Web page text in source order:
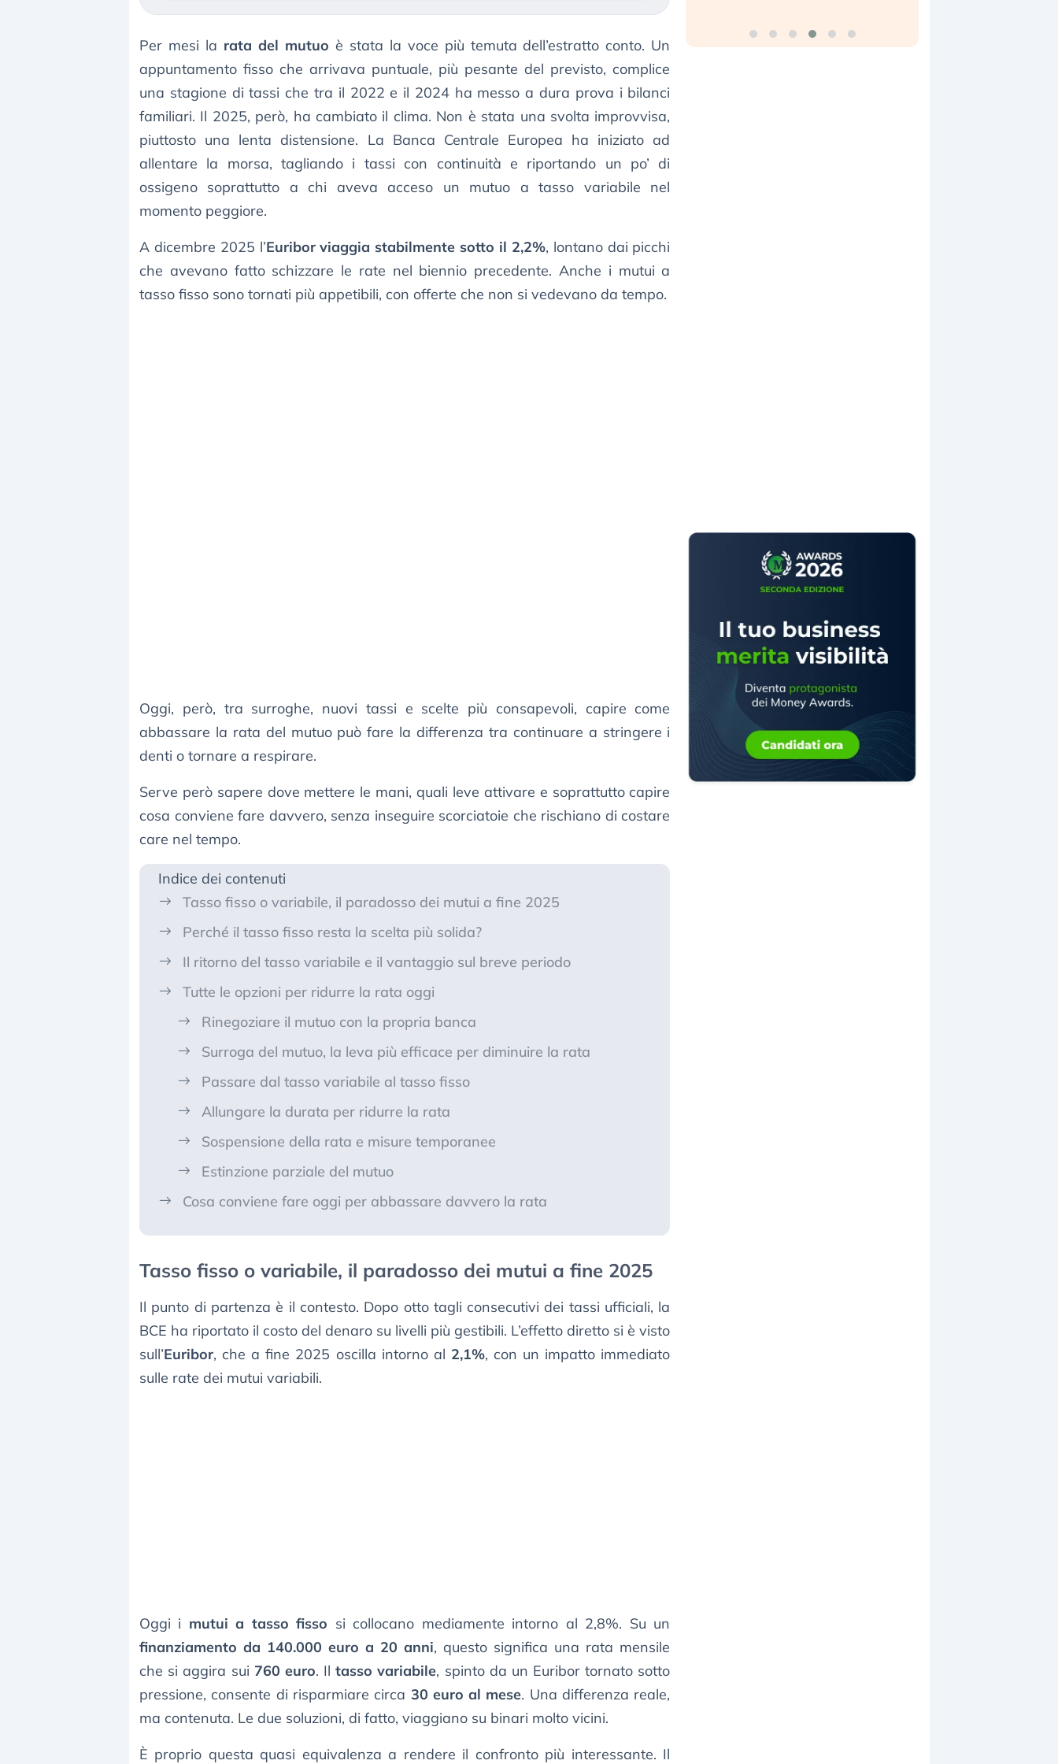
Per mesi la rata del mutuo è stata la voce più temuta dell’estratto conto. Un
appuntamento fisso che arrivava puntuale, più pesante del previsto, complice
una stagione di tassi che tra il 2022 e il 2024 ha messo a dura prova i bilanci
familiari. Il 2025, però, ha cambiato il clima. Non è stata una svolta improvvisa,
piuttosto una lenta distensione. La Banca Centrale Europea ha iniziato ad
allentare la morsa, tagliando i tassi con continuità e riportando un po’ di
ossigeno soprattutto a chi aveva acceso un mutuo a tasso variabile nel
momento peggiore.
A dicembre 2025 l’Euribor viaggia stabilmente sotto il 2,2%, lontano dai picchi
che avevano fatto schizzare le rate nel biennio precedente. Anche i mutui a
tasso fisso sono tornati più appetibili, con offerte che non si vedevano da tempo.
Oggi, però, tra surroghe, nuovi tassi e scelte più consapevoli, capire come
abbassare la rata del mutuo può fare la differenza tra continuare a stringere i
denti o tornare a respirare.
Serve però sapere dove mettere le mani, quali leve attivare e soprattutto capire
cosa conviene fare davvero, senza inseguire scorciatoie che rischiano di costare
care nel tempo.
Indice dei contenuti
Tasso fisso o variabile, il paradosso dei mutui a fine 2025
Perché il tasso fisso resta la scelta più solida?
Il ritorno del tasso variabile e il vantaggio sul breve periodo
Tutte le opzioni per ridurre la rata oggi
Rinegoziare il mutuo con la propria banca
Surroga del mutuo, la leva più efficace per diminuire la rata
Passare dal tasso variabile al tasso fisso
Allungare la durata per ridurre la rata
Sospensione della rata e misure temporanee
Estinzione parziale del mutuo
Cosa conviene fare oggi per abbassare davvero la rata
Tasso fisso o variabile, il paradosso dei mutui a fine 2025
Il punto di partenza è il contesto. Dopo otto tagli consecutivi dei tassi ufficiali, la
BCE ha riportato il costo del denaro su livelli più gestibili. L’effetto diretto si è visto
sull’Euribor, che a fine 2025 oscilla intorno al 2,1%, con un impatto immediato
sulle rate dei mutui variabili.
Oggi i mutui a tasso fisso si collocano mediamente intorno al 2,8%. Su un
finanziamento da 140.000 euro a 20 anni, questo significa una rata mensile
che si aggira sui 760 euro. Iltasso variabile, spinto da un Euribor tornato sotto
pressione, consente di risparmiare circa 30 euro al mese. Una differenza reale,
ma contenuta. Le due soluzioni, di fatto, viaggiano su binari molto vicini.
È proprio questa quasi equivalenza a rendere il confronto più interessante. Il